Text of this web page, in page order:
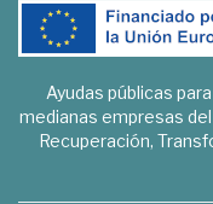
Ayudas públicas
medianas empresas
Recuperación,